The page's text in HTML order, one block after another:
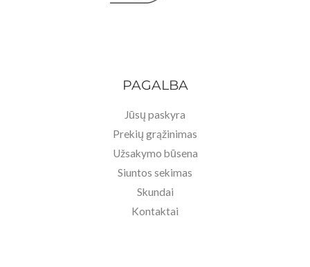
PAGALBA
Jūsų paskyra
Prekių grąžinimas
Užsakymo būsena
Siuntos sekimas
Skundai
Kontaktai